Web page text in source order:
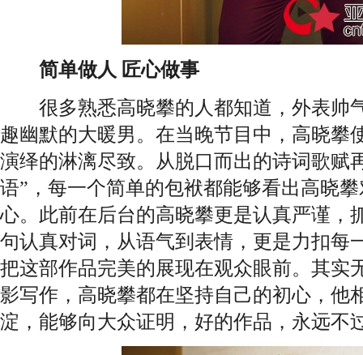
简单做人 匠心做事
很多熟悉高晓攀的人都知道，外表帅
趣幽默的大暖男。在当晚节目中，高晓攀
演绎的淋漓尽致。从脱口而出的诗词歌赋
语”，每一个简单的包袱都能够看出高晓
心。此前在后台的高晓攀更是认真严谨，
句认真对词，从语气到表情，更是力扣每
把这部作品完美的展现在观众眼前。其实
影写作，高晓攀都在坚持自己的初心，他
淀，能够向大众证明，好的作品，永远不